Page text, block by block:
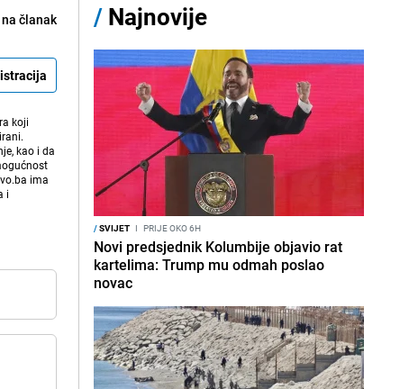
članak
koji
kao i da
ima
i
/ Najnovije
/SVIJET I PRIJE OKO 6H
Novi predsjednik Kolumbije objavio rat
kartelima: Trump mu odmah poslao
novac